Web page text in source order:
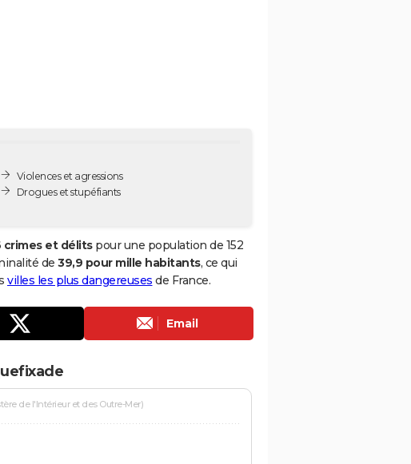
Violences et agressions
Drogues et stupéfiants
crimes et délitspour une population de 152
de 39,9 pour mille habitants, ce qui
villes les plus dangereuses de France.
Email
de l'Intérieur et des Outre-Mer)